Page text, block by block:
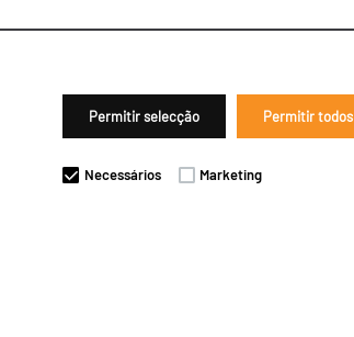
Permitir selecção Permitir todos
Necessários Marketing